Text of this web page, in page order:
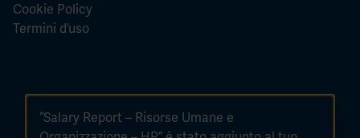
“Salary Report – Risorse Umane e
Cookie Policy
Termini d’uso
Back to top